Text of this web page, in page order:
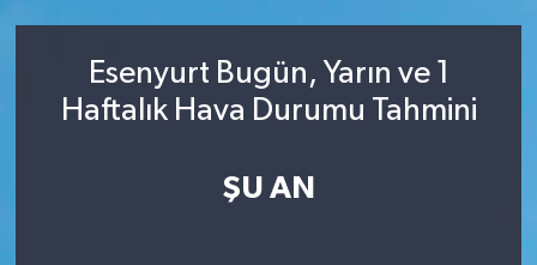
Esenyurt Bugün, Yarın ve 1
Haftalık Hava Durumu Tahmini
ŞU AN
Süper Lig Puan Durumu ve Fikstür
Son Dakika Haberleri